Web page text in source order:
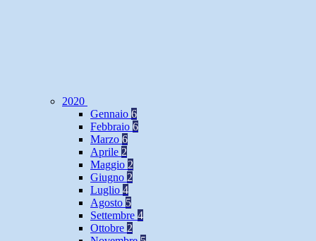
2020
Gennaio 6
Febbraio 6
Marzo 6
Aprile 2
Maggio 2
Giugno 2
Luglio 4
Agosto 5
Settembre 4
Ottobre 2